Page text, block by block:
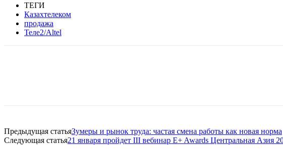
ТЕГИ
Казахтелеком
продажа
Теле2/Altel
Предыдущая статьяЗумеры и рынок труда: частая смена работы как новая норма
Следующая статья21 января пройдет III вебинар E+ Awards Центральная Азия